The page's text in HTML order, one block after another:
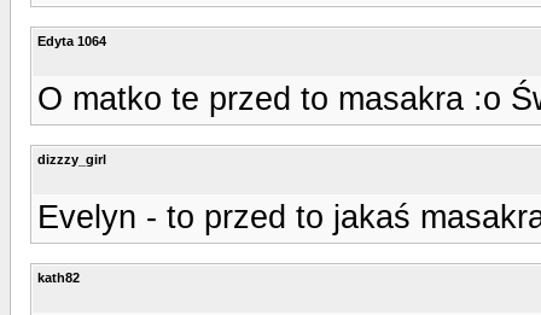
Edyta 1064
O matko te przed to masakra :o
dizzzy_girl
Evelyn - to przed to jakaś
kath82